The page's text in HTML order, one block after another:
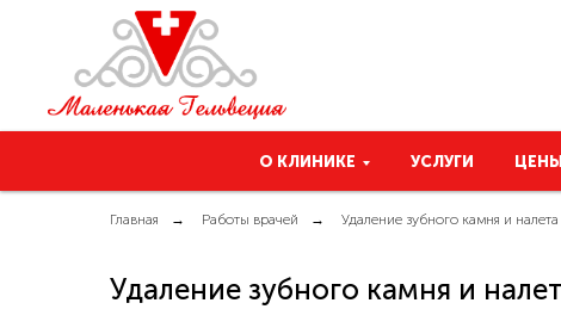
О КЛИНИКЕ УСЛУГИ ЦЕНЫ
Главная → Работы врачей → Удаление зубного камня и налета
Удаление зубного камня и